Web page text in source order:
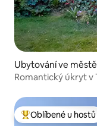
Ubytování ve
Romantický úkryt v
Nejlepší v kategorii
Oblíbené u hostů